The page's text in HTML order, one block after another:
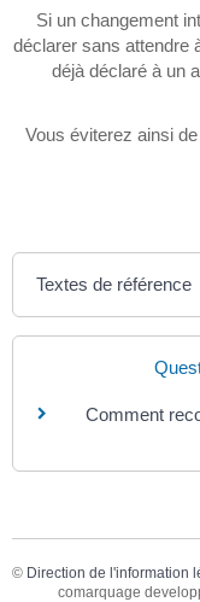
Si un changement
déclarer sans attendre
déjà déclaré à un
Vous éviterez ainsi
Textes de référence
Comment
© Direction de l'information
comarquage